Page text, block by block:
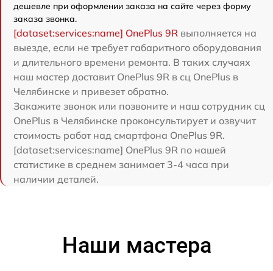
дешевле при оформлении заказа на сайте через форму
заказа звонка.
[dataset:services:name] OnePlus 9R выполняется на
выезде, если не требует габаритного оборудования
и длительного времени ремонта. В таких случаях
наш мастер доставит OnePlus 9R в сц OnePlus в
Челябинске и привезет обратно.
Закажите звонок или позвоните и наш сотрудник сц
OnePlus в Челябинске проконсультирует и озвучит
стоимость работ над смартфона OnePlus 9R.
[dataset:services:name] OnePlus 9R по нашей
статистике в среднем занимает 3-4 часа при
наличии деталей.
Наши мастера